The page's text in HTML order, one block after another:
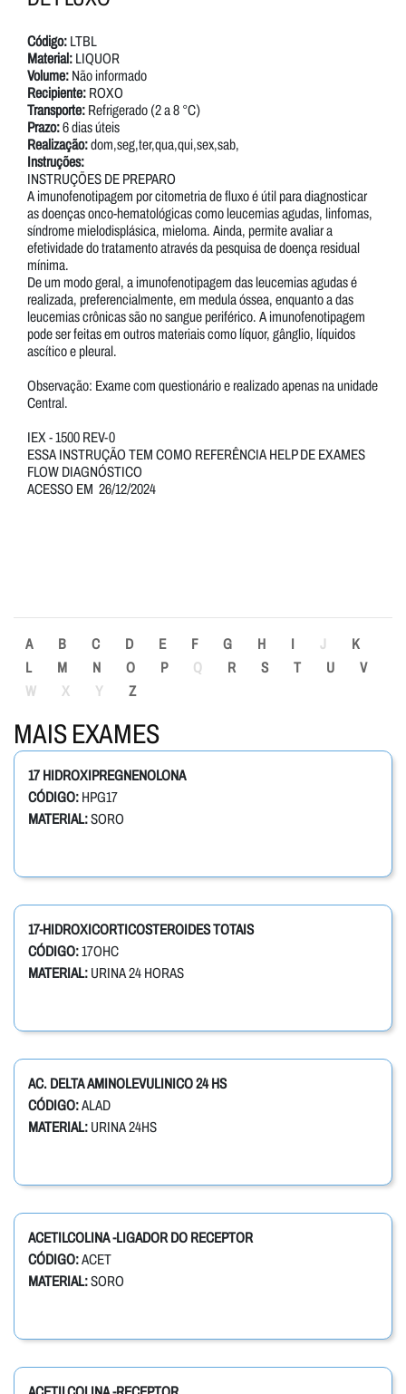
Código: LTBL
Material: LIQUOR
Volume: Não informado
Recipiente: ROXO
Transporte: Refrigerado (2 a 8 °C)
Prazo:6 dias úteis
Realização:dom,seg,ter,qua,qui,sex,sab,
Instruções:
INSTRUÇÕES DE PREPARO
A imunofenotipagem por citometria de fluxo é útil para diagnosticar
as doenças onco-hematológicas como leucemias agudas, linfomas,
síndrome mielodisplásica, mieloma. Ainda, permite avaliar a
efetividade do tratamento através da pesquisa de doença residual
mínima.
De um modo geral, a imunofenotipagem das leucemias agudas é
realizada, preferencialmente, em medula óssea, enquanto a das
leucemias crônicas são no sangue periférico. A imunofenotipagem
pode ser feitas em outros materiais como líquor, gânglio, líquidos
ascítico e pleural.
Observação: Exame com questionário e realizado apenas na unidade
Central.
IEX - 1500 REV-0
ESSA INSTRUÇÃO TEM COMO REFERÊNCIA HELP DE EXAMES
FLOW DIAGNÓSTICO
ACESSO EM 26/12/2024
A B C D E F G H I J
K
L
M N O P Q R S T U
V
W
X Y Z
MAIS EXAMES
17 HIDROXIPREGNENOLONA
CÓDIGO: HPG17
MATERIAL:SORO
17-HIDROXICORTICOSTEROIDES TOTAIS
CÓDIGO:17OHC
MATERIAL: URINA 24 HORAS
AC. DELTA AMINOLEVULINICO 24 HS
CÓDIGO:ALAD
MATERIAL: URINA 24HS
ACETILCOLINA -LIGADOR DO RECEPTOR
CÓDIGO:ACET
MATERIAL:SORO